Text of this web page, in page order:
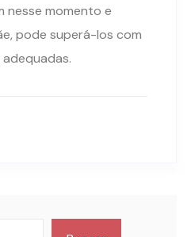
nesse momento e
pode superá-los com